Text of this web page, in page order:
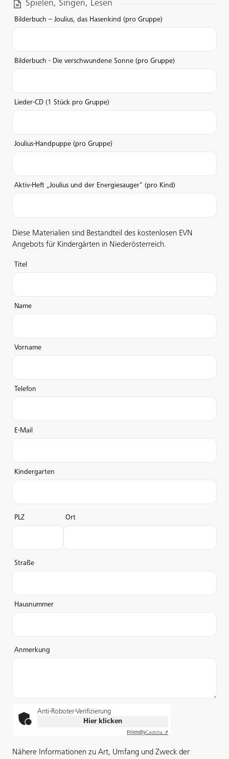
Spielen, Singen, Lesen
Bilderbuch – Joulius, das Hasenkind (pro Gruppe)
Bilderbuch - Die verschwundene Sonne (pro Gruppe)
Lieder-CD (1 Stück pro Gruppe)
Joulius-Handpuppe (pro Gruppe)
Aktiv-Heft „Joulius und der Energiesauger" (pro Kind)
Diese Materialien sind Bestandteil des kostenlosen EVN
Angebots für Kindergärten in Niederösterreich.
Titel
Name
Vorname
Telefon
E-Mail
Kindergarten
PLZ Ort
Straße
Hausnummer
Anmerkung
Anti-Roboter-Verifizierung
Hier klicken
FriendlyCaptcha ⇗
Nähere Informationen zu Art, Umfang und Zweck der